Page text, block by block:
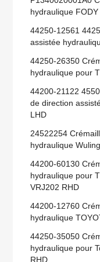
hydraulique
44250-12561
assistée
44250-26350
hydraulique pour
44200-21122
de direction
LHD
24522254
hydraulique
44200-60130
hydraulique pour
VRJ202 RHD
44200-12760
hydraulique
44250-35050
hydraulique pour
RHD